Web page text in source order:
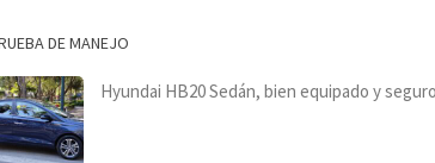
DE MANEJO
Hyundai HB20 Sedán, bien equipado y seguro